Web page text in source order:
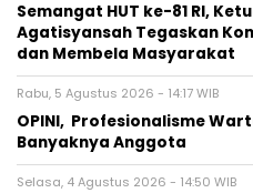
Semangat HUT ke-81 RI,
Agatisyansah Tegaskan
dan Membela Masyarakat
Rabu, 5 Agustus 2026 - 14:17 WIB
OPINI, Profesionalisme
Banyaknya Anggota
Selasa, 4 Agustus 2026 - 14:50 WIB